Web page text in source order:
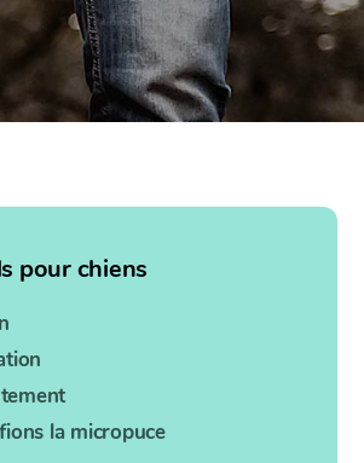
pour chiens
la micropuce